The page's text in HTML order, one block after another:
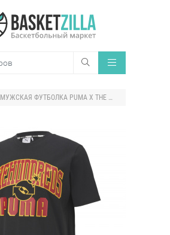
МУЖСКАЯ ФУТБОЛКА PUMA X THE HUNDREDS